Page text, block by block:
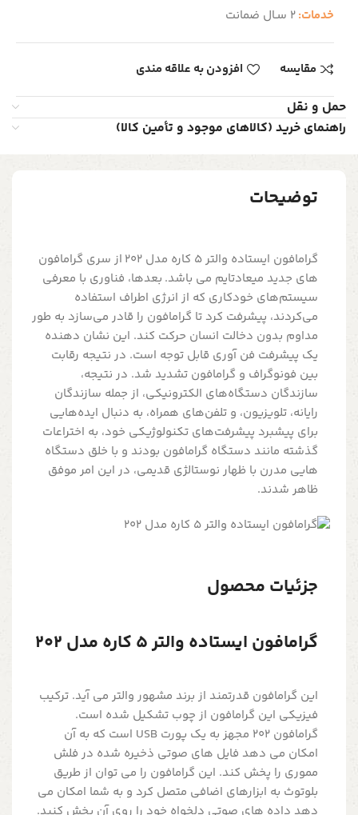
خدمات:2 سـال ضمانت
مقایسه افزودن به علاقه مندی
حمل و نقل
راهنمای خرید (کالاهای موجود و تأمین کالا)
توضیحات
گرامافون ایستاده والتر 5 کاره مدل 202 از سری گرامافون
های جدید میعادتایم می باشد. بعدها، فناوری با معرفی
سیستم‌های خودکاری که از انرژی اطراف استفاده
می‌کردند، پیشرفت کرد تا گرامافون را قادر می‌سازد به طور
مداوم بدون دخالت انسان حرکت کند. این نشان دهنده
یک پیشرفت فن آوری قابل توجه است. در نتیجه رقابت
بین فونوگراف و گرامافون تشدید شد. در نتیجه،
سازندگان دستگاه‌های الکترونیکی، از جمله سازندگان
رایانه، تلویزیون، و تلفن‌های همراه، به دنبال ایده‌هایی
برای پیشبرد پیشرفت‌های تکنولوژیکی خود، به اختراعات
گذشته مانند دستگاه گرامافون بودند و با خلق دستگاه
هایی مدرن با ظهار نوستالژی قدیمی، در این امر موفق
ظاهر شدند.
جزئیات محصول
گرامافون ایستاده والتر 5 کاره مدل 202
این گرامافون قدرتمند از برند مشهور والتر می آید. ترکیب
فیزیکی این گرامافون از چوب تشکیل شده است.
گرامافون 202 مجهز به یک پورت USB است که به آن
امکان می دهد فایل های صوتی ذخیره شده در فلش
مموری را پخش کند. این گرامافون را می توان از طریق
بلوتوث به ابزارهای اضافی متصل کرد و به شما امکان می